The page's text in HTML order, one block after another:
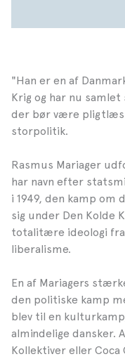
"Han er en af
Krig og har nu
der bør være
storpolitik.
Rasmus Mariager
har navn efter
i 1949, den kamp om
sig under Den Kolde
totalitære ideologi fra
liberalisme.
En af Mariagers
den politiske kamp
blev til en
almindelige dansker.
Kollektiver eller Coca